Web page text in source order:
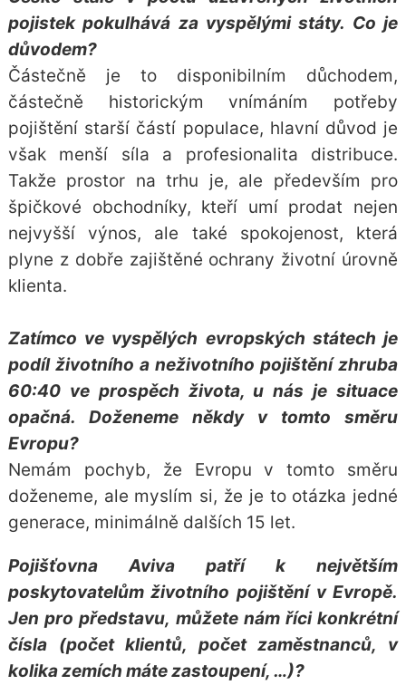
pojistek pokulhává za vyspělými státy. Co je
důvodem?
Částečně je to disponibilním důchodem,
částečně historickým vnímáním potřeby
pojištění starší částí populace, hlavní důvod je
však menší síla a profesionalita distribuce.
Takže prostor na trhu je, ale především pro
špičkové obchodníky, kteří umí prodat nejen
nejvyšší výnos, ale také spokojenost, která
plyne z dobře zajištěné ochrany životní úrovně
klienta.
Zatímco ve vyspělých evropských státech je
podíl životního a neživotního pojištění zhruba
60:40 ve prospěch života, u nás je situace
opačná. Doženeme někdy v tomto směru
Evropu?
Nemám pochyb, že Evropu v tomto směru
doženeme, ale myslím si, že je to otázka jedné
generace, minimálně dalších 15 let.
Pojišťovna Aviva patří k největším
poskytovatelům životního pojištění v Evropě.
Jen pro představu, můžete nám říci konkrétní
čísla (počet klientů, počet zaměstnanců, v
kolika zemích máte zastoupení, …)?